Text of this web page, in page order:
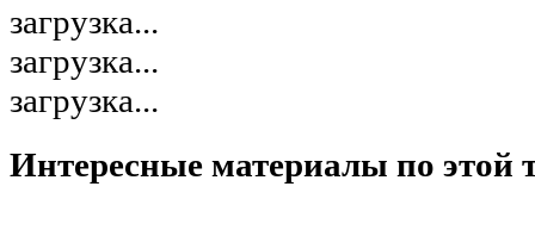
загрузка...
загрузка...
загрузка...
Интересные материалы по этой